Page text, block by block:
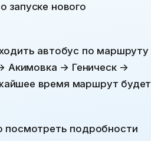
запуске нового
автобус по маршруту
→ Геническ →
время маршрут будет
подробности